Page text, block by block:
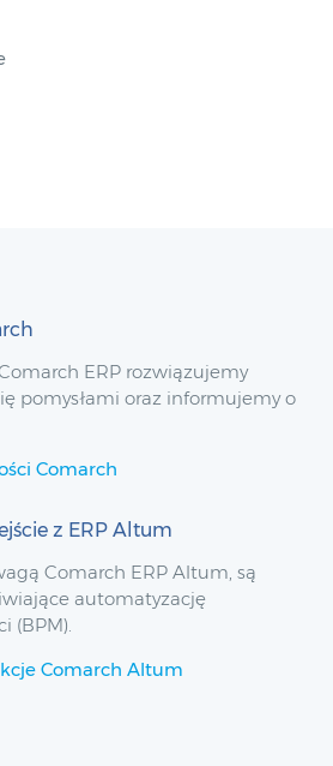
ERP rozwiązujemy
pomysłami oraz informujemy o
Comarch
z ERP Altum
Comarch ERP Altum, są
automatyzację
(BPM).
Comarch Altum